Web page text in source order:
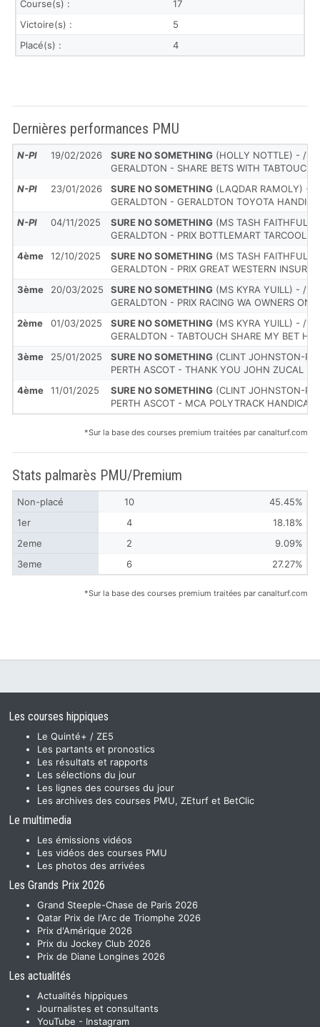
Course(s) :
17
Victoire(s) :
5
Placé(s) :
4
Dernières performances PMU
N-Pl 19/02/2026 SURE NO SOMETHING (HOLLY NOTTLE) - /1
GERALDTON - SHARE BETS WITH TABTOUCH
N-Pl
23/01/2026 SURE NO SOMETHING (LAQDAR RAMOLY) - /1
GERALDTON - GERALDTON TOYOTA
N-Pl
04/11/2025 SURE NO SOMETHING (MS TASH FAITHFULL)
GERALDTON - PRIX BOTTLEMART TARCOOLA
4ème
12/10/2025 SURE NO SOMETHING (MS TASH FAITHFULL)
GERALDTON - PRIX GREAT WESTERN
3ème
20/03/2025 SURE NO SOMETHING (MS KYRA YUILL) - /1
GERALDTON - PRIX RACING WA OWNERS
2ème
01/03/2025 SURE NO SOMETHING (MS KYRA YUILL) - /1
GERALDTON - TABTOUCH SHARE MY BET
3ème
25/01/2025 SURE NO SOMETHING (CLINT JOHNSTON-
PERTH ASCOT - THANK YOU JOHN ZUCAL
4ème
11/01/2025 SURE NO SOMETHING (CLINT JOHNSTON-
PERTH ASCOT - MCA POLYTRACK HANDICAP
*Sur la base des courses premium traitées par canalturf.com
Stats palmarès PMU/Premium
Non-placé 10
45.45%
1er
4
18.18%
2eme
2
9.09%
3eme
6 27.27%
*Sur la base des courses premium traitées par canalturf.com
Les courses hippiques
Le Quinté+ / ZE5
Les partants et pronostics
Les résultats et rapports
Les sélections du jour
Les lignes des courses du jour
Les archives des courses PMU, ZEturf et BetClic
Le multimedia
Les émissions vidéos
Les vidéos des courses PMU
Les photos des arrivées
Les Grands Prix 2026
Grand Steeple-Chase de Paris 2026
Qatar Prix de l'Arc de Triomphe 2026
Prix d'Amérique 2026
Prix du Jockey Club 2026
Prix de Diane Longines 2026
Les actualités
Actualités hippiques
Journalistes et consultants
YouTube - Instagram